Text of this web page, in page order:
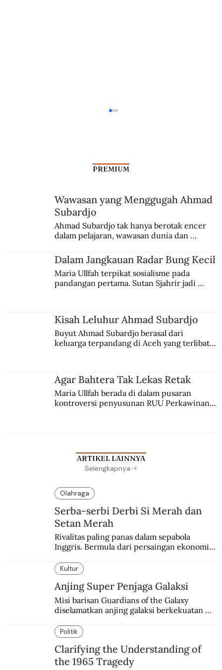
PREMIUM
Wawasan yang Menggugah Ahmad
Subardjo
Ahmad Subardjo tak hanya berotak encer
dalam pelajaran, wawasan dunia dan
Jules Verne, Multatuli, hingga Sun Yat-sen.
Dalam Jangkauan Radar Bung Kecil
Maria Ullfah terpikat sosialisme pada
pandangan pertama. Sutan Sjahrir jadi
Kisah Leluhur Ahmad Subardjo
Buyut Ahmad Subardjo berasal dari
keluarga terpandang di Aceh yang terlibat
Agar Bahtera Tak Lekas Retak
Maria Ullfah berada di dalam pusaran
kontroversi penyusunan RUU Perkawinan.
ARTIKEL LAINNYA
Selengkapnya
Olahraga
Serba-serbi Derbi Si Merah dan
Setan Merah
Rivalitas paling panas dalam sepabola
Inggris. Bermula dari persaingan ekonomi
Kultur
Anjing Super Penjaga Galaksi
Misi barisan Guardians of the Galaxy
diselamatkan anjing galaksi berkekuatan
si martir antariksa Soviet.
Politik
Clarifying the Understanding of
the 1965 Tragedy